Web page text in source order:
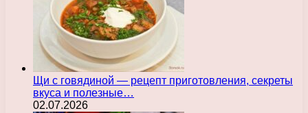
Щи с говядиной — рецепт приготовления, секреты
вкуса и полезные…
02.07.2026